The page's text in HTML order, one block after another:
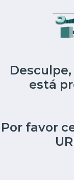
está
Por favor